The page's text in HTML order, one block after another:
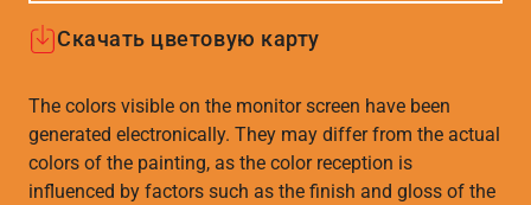
Скачать цветовую карту
The colors visible on the monitor screen have been
generated electronically. They may differ from the actual
colors of the painting, as the color reception is
influenced by factors such as the finish and gloss of the